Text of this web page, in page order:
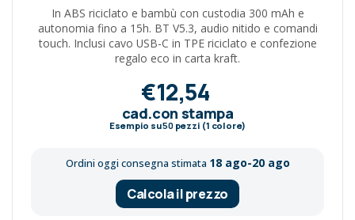
In ABS riciclato e bambù con custodia 300 mAh e
autonomia fino a 15h. BT V5.3, audio nitido e comandi
touch. Inclusi cavo USB-C in TPE riciclato e confezione
regalo eco in carta kraft.
€12,54
cad.con stampa
Esempio su50pezzi (1 colore)
Ordini oggi consegna stimata 18 ago-20 ago
Calcola il prezzo